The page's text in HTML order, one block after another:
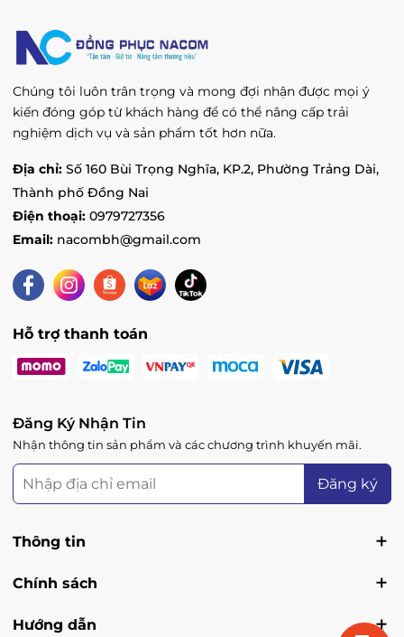
Chúng tôi luôn trân trọng và mong đợi nhận được mọi ý
kiến đóng góp từ khách hàng để có thể nâng cấp trải
nghiệm dịch vụ và sản phẩm tốt hơn nữa.
Địa chỉ: Số 160 Bùi Trọng Nghĩa, KP.2, Phường Trảng Dài,
Thành phố Đồng Nai
Điện thoại: 0979727356
Email: nacombh@gmail.com
Hỗ trợ thanh toán
Đăng Ký Nhận Tin
Nhận thông tin sản phẩm và các chương trình khuyến mãi.
Đăng ký
Thông tin
Chính sách
Hướng dẫn